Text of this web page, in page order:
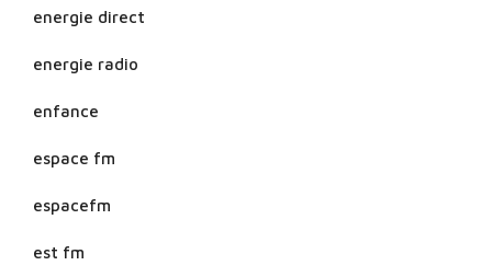
energie direct
energie radio
enfance
espace fm
espacefm
est fm